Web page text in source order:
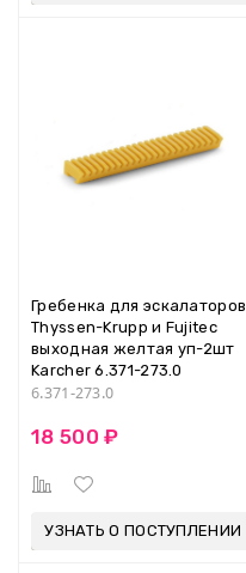
Гребенка для эскалаторов
Thyssen-Krupp и Fujitec
выходная желтая уп-2шт
Karcher 6.371-273.0
6.371-273.0
18 500 ₽
УЗНАТЬ О ПОСТУПЛЕНИИ